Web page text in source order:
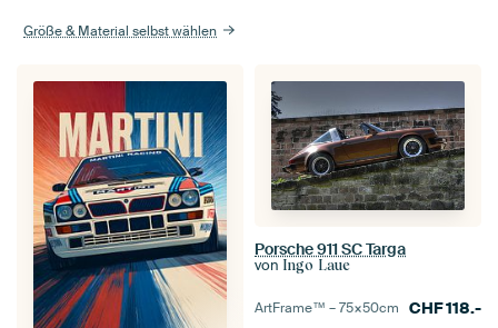
Größe & Material selbst wählen
Porsche 911 SC Targa
von Ingo Laue
ArtFrame™ –75×50cm CHF118.-